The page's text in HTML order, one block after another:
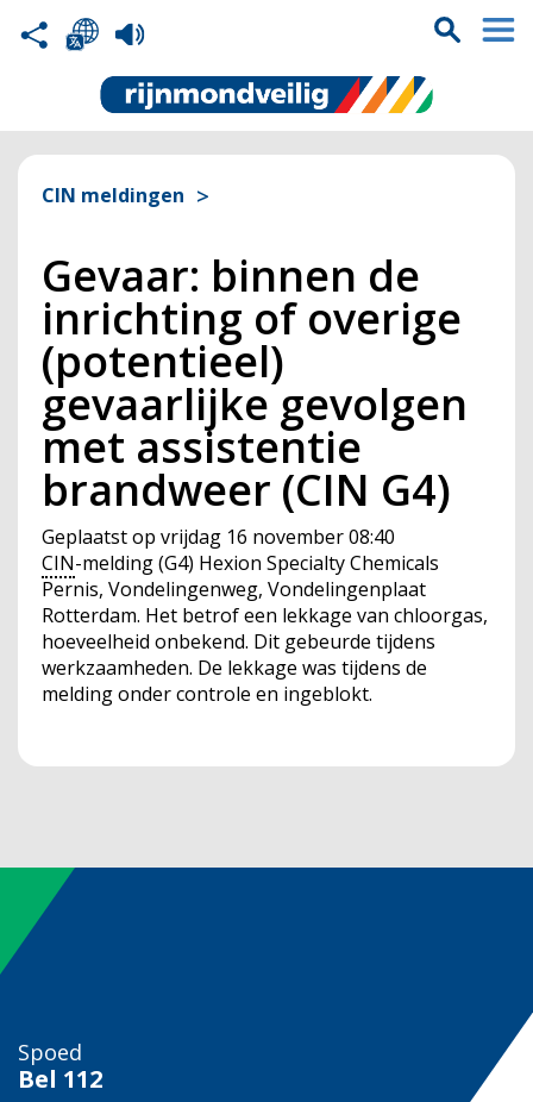
CIN meldingen
Gevaar: binnen de
inrichting of overige
(potentieel)
gevaarlijke gevolgen
met assistentie
brandweer (CIN G4)
Geplaatst op vrijdag 16 november 08:40
CIN-melding (G4) Hexion Specialty Chemicals
Pernis, Vondelingenweg, Vondelingenplaat
Rotterdam. Het betrof een lekkage van chloorgas,
hoeveelheid onbekend. Dit gebeurde tijdens
werkzaamheden. De lekkage was tijdens de
melding onder controle en ingeblokt.
Spoed
Bel 112